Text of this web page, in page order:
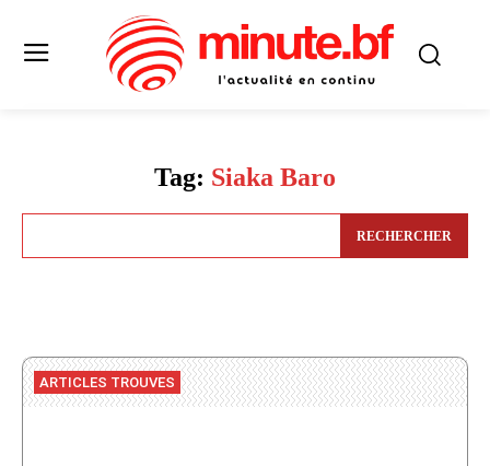
Tag: Siaka Baro
RECHERCHER
ARTICLES TROUVES